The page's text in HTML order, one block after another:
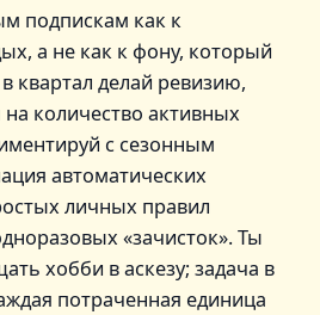
подпискам как к
а не как к фону, который
квартал делай ревизию,
количество активных
с сезонным
автоматических
личных правил
«зачисток». Ты
хобби в аскезу; задача в
потраченная единица